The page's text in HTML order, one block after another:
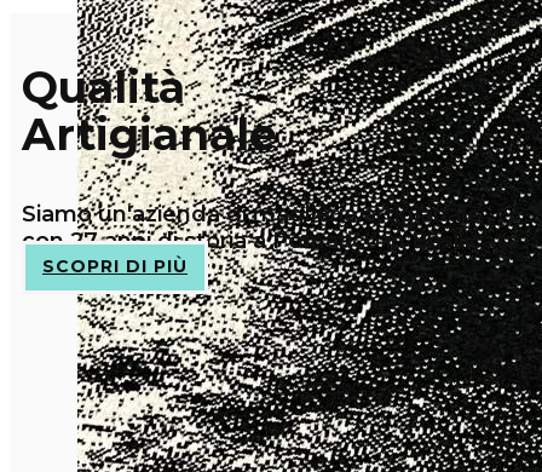
Qualità
Artigianale
Siamo un'azienda di maglieria artigianale
con 27 anni di storia a Pomarico in Basilicata
SCOPRI DI PIÙ